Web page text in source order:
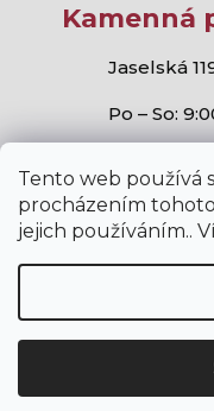
Tento web používá
procházením
jejich používáním..
Kamenná
Jaselská
Po – So:
Stramis.cz
V internetovém
alkoholických